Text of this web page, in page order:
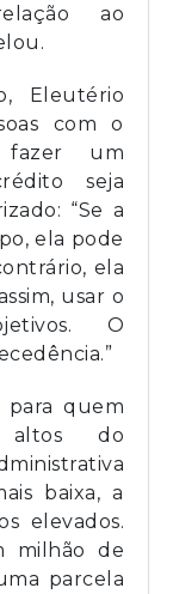
ao
Eleutério
com o
fazer um
seja
“Se a
ela pode
ela
usar o
O
para quem
do
baixa, a
elevados.
milhão de
parcela